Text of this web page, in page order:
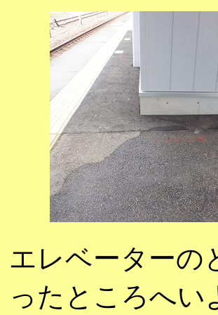
エレベーターの
ったところへい